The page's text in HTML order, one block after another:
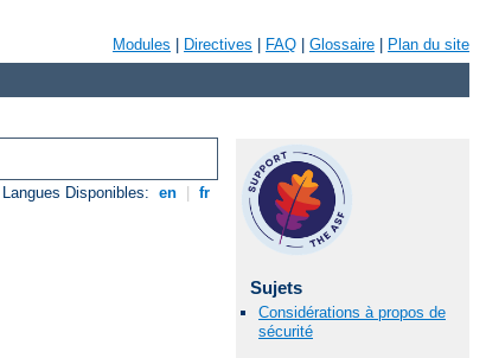
Modules Directives FAQ Glossaire Plan du site
Langues Disponibles: en fr
Sujets
Considérations à propos de
sécurité